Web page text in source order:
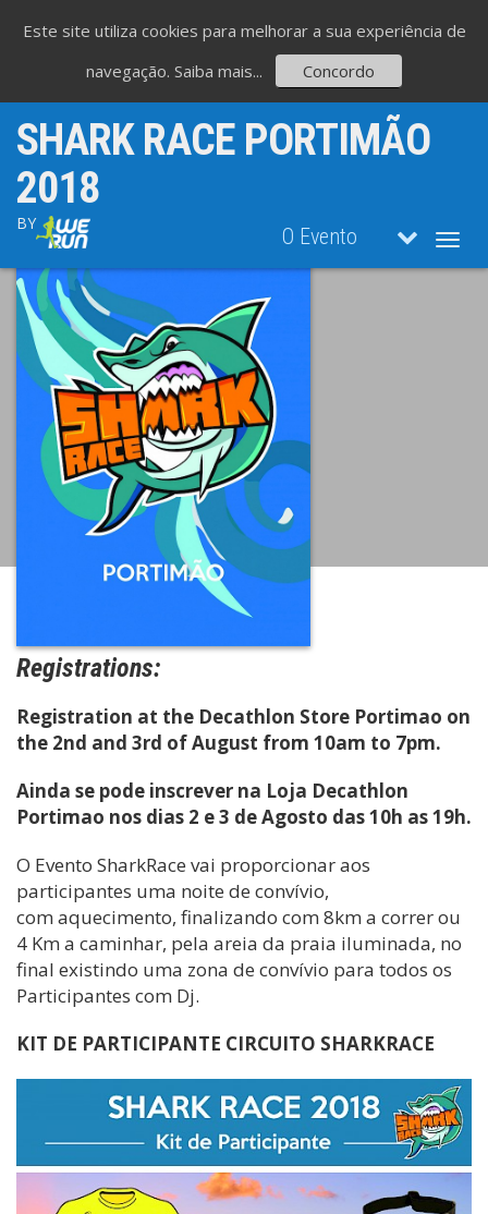
SHARK RACE PORTIMÃO
2018
BY O Evento
Registrations:
Registration at the Decathlon Store Portimao on
the 2nd and 3rd of August from 10am to 7pm.
Ainda se pode inscrever na Loja Decathlon
Portimao nos dias 2 e 3 de Agosto das 10h as 19h.
O Evento SharkRace vai proporcionar aos
participantes uma noite de convívio,
com aquecimento, finalizando com 8km a correr ou
4 Km a caminhar, pela areia da praia iluminada, no
final existindo uma zona de convívio para todos os
Participantes com Dj.
KIT DE PARTICIPANTE CIRCUITO SHARKRACE
Este site utiliza cookies para melhorar a sua experiência de
navegação. Saiba mais... Concordo